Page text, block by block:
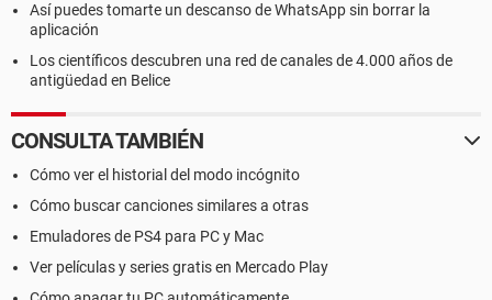
Así puedes tomarte un descanso de WhatsApp sin borrar la
aplicación
Los científicos descubren una red de canales de 4.000 años de
antigüedad en Belice
CONSULTA TAMBIÉN
Cómo ver el historial del modo incógnito
Cómo buscar canciones similares a otras
Emuladores de PS4 para PC y Mac
Ver películas y series gratis en Mercado Play